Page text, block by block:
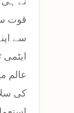
قوت
سے
عالم
کی